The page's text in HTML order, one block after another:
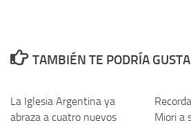
TAMBIÉN TE PODRÍA
La Iglesia Argentina ya
abraza a cuatro nuevos
Miori a